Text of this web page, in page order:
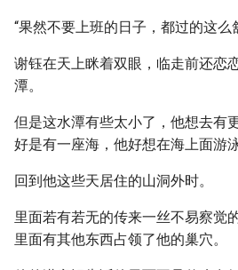
“果然不要上班的日子，都过的这么
谢钰在天上眯着双眼，临走前还恋
潭。
但是这水潭有些太小了，他想去有
好是有一座海，他好想在海上面游泳
回到他这些天居住的山洞外时。
里面若有若无的传来一丝不易察觉
里面有其他东西占领了他的巢穴。